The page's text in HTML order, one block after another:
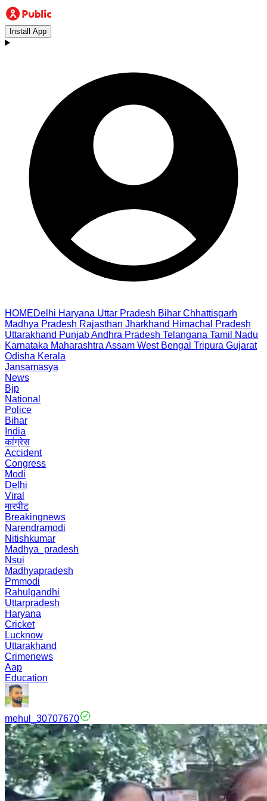
Install App
HOMEDelhi Haryana Uttar Pradesh Bihar Chhattisgarh
Madhya Pradesh Rajasthan Jharkhand Himachal Pradesh
Uttarakhand PunjabAndhra Pradesh Telangana Tamil Nadu
Karnataka Maharashtra Assam West Bengal Tripura Gujarat
Odisha Kerala
Jansamasya
News
Bjp
National
Police
Bihar
India
कांग्रेस
Accident
Congress
Modi
Delhi
Viral
मारपीट
Breakingnews
Narendramodi
Nitishkumar
Madhya_pradesh
Nsui
Madhyapradesh
Pmmodi
Rahulgandhi
Uttarpradesh
Haryana
Cricket
Lucknow
Uttarakhand
Crimenews
Aap
Education
mehul_30707670